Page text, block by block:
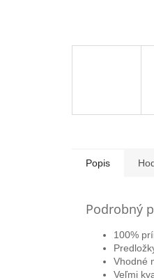
Popis
Podrobný
100%
Vhodné
Veľmi